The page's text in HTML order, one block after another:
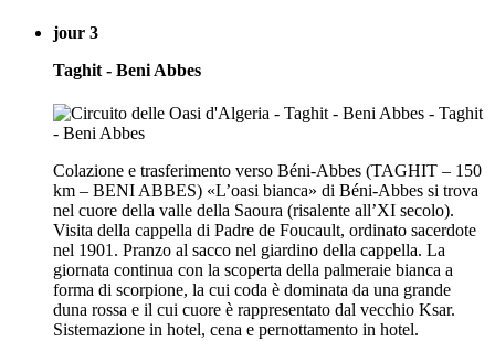
jour 3
Taghit - Beni Abbes
Colazione e trasferimento verso Béni-Abbes (TAGHIT – 150
km – BENI ABBES) «L’oasi bianca» di Béni-Abbes si trova
nel cuore della valle della Saoura (risalente all’XI secolo).
Visita della cappella di Padre de Foucault, ordinato sacerdote
nel 1901. Pranzo al sacco nel giardino della cappella. La
giornata continua con la scoperta della palmeraie bianca a
forma di scorpione, la cui coda è dominata da una grande
duna rossa e il cui cuore è rappresentato dal vecchio Ksar.
Sistemazione in hotel, cena e pernottamento in hotel.